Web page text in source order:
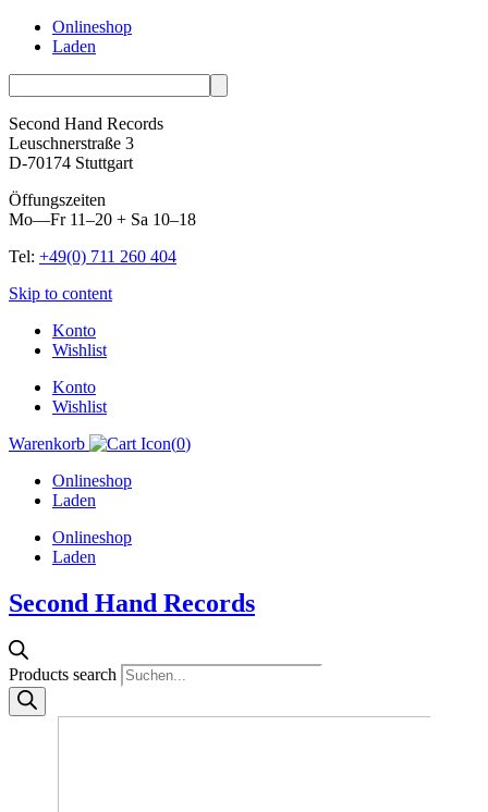
Onlineshop
Laden
Second Hand Records
Leuschnerstraße 3
D-70174 Stuttgart
Öffungszeiten
Mo—Fr 11–20 + Sa 10–18
Tel: +49(0) 711 260 404
Skip to content
Konto
Wishlist
Konto
Wishlist
Warenkorb
(0)
Onlineshop
Laden
Onlineshop
Laden
Second Hand Records
Products search